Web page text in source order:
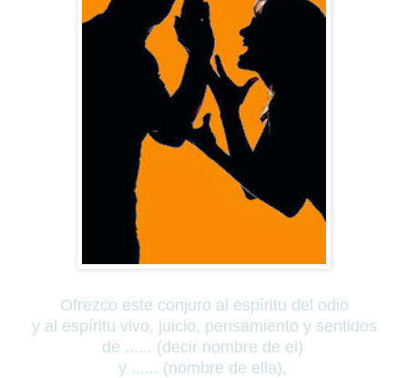
Ofrezco este conjuro al espíritu del odio
y al espíritu vivo, juicio, pensamiento y sentidos
de ...... (decir nombre de el)
y ...... (nombre de ella),